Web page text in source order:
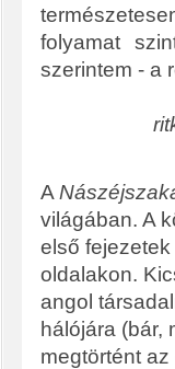
folyamat
szerintem - a
A
világában. A
első
oldalakon.
angol
hálójára (bár,
megtörtént